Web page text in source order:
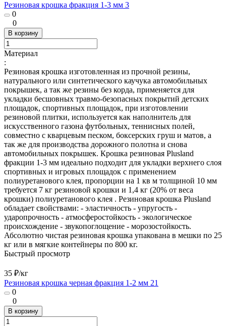
Резиновая крошка фракция 1-3 мм 3
0
0
В корзину
Материал
:
Резиновая крошка изготовленная из прочной резины,
натурального или синтетического каучука автомобильных
покрышек, а так же резины без корда, применяется для
укладки бесшовных травмо-безопасных покрытий детских
площадок, спортивных площадок, при изготовлении
резиновой плитки, используется как наполнитель для
искусственного газона футбольных, теннисных полей,
совместно с кварцевым песком, боксерских груш и матов, а
так же для производства дорожного полотна и снова
автомобильных покрышек. Крошка резиновая Plusland
фракции 1-3 мм идеально подходит для укладки верхнего слоя
спортивных и игровых площадок с применением
полиуретанового клея, пропорции на 1 кв м толщиной 10 мм
требуется 7 кг резиновой крошки и 1,4 кг (20% от веса
крошки) полиуретанового клея . Резиновая крошка Plusland
обладает свойствами: - эластичность - упругость -
ударопрочность - атмосферостойкость - экологическое
происхождение - звукопоглощение - морозостойкость.
Абсолютно чистая резиновая крошка упакована в мешки по 25
кг или в мягкие контейнеры по 800 кг.
Быстрый просмотр
35 ₽/кг
Резиновая крошка черная фракция 1-2 мм 21
0
0
В корзину